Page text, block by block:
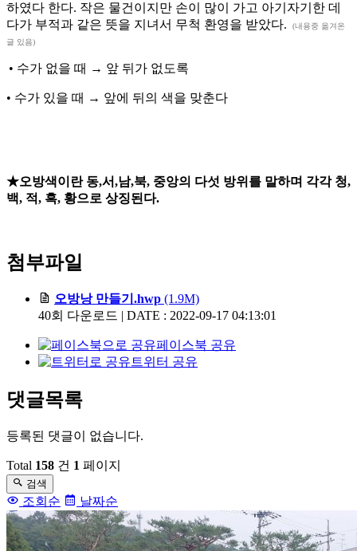
하였다 한다. 작은 물건이지만 손이 많이 가고 아기자기한 데
다가 부적과 같은 뜻을 지녀서 무척 환영을 받았다.
(내용중 옮겨온
글 있음)
• 수가 없을 때 → 앞 뒤가 없도록
• 수가 있을 때 → 앞에 뒤의 색을 맞춘다
★오방색이란 동,서,남,북, 중앙의 다섯 방위를 말하며 각각 청,
백, 적, 흑, 황으로 상징된다.
첨부파일
오방낭 만들기.hwp (1.9M)
40회 다운로드 | DATE : 2022-09-17 04:13:01
페이스북 공유
트위터 공유
댓글목록
등록된 댓글이 없습니다.
Total 158 건 1 페이지
검색
조회순 날짜순